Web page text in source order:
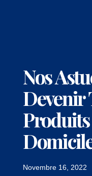
Nos
Devenir
Novembre 16, 2022